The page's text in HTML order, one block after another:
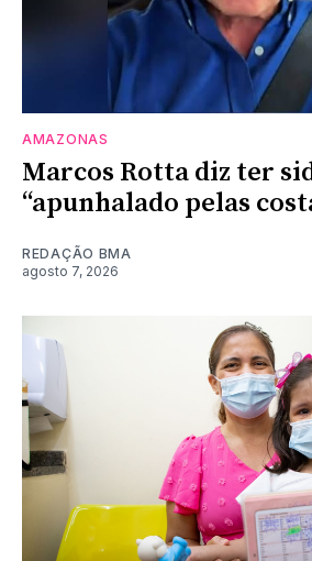
AMAZONAS
Marcos Rotta diz ter
“apunhalado pelas
REDAÇÃO BMA
agosto 7, 2026